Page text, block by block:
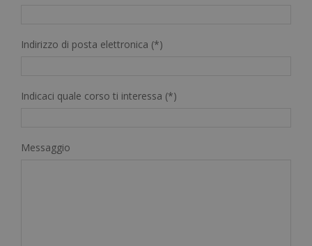
Indirizzo di posta elettronica (*)
Indicaci quale corso ti interessa (*)
Messaggio